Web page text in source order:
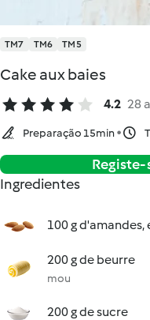
TM7 TM6 TM5
Cake aux baies
4.2 28
Preparação 15min
Ingredientes
100 g
200 g de beurre
mou
200 g de sucre